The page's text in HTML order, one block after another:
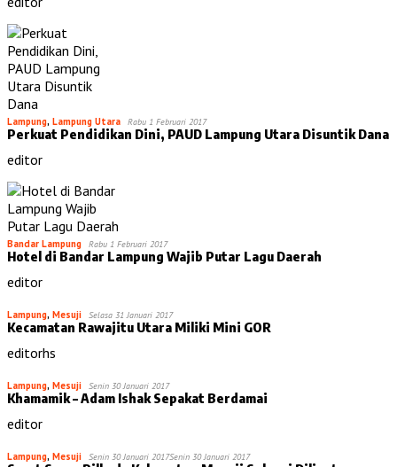
Lampung, Lampung Utara Rabu 1 Februari 2017
Perkuat Pendidikan Dini, PAUD Lampung Utara Disuntik Dana
editor
Bandar Lampung Rabu 1 Februari 2017
Hotel di Bandar Lampung Wajib Putar Lagu Daerah
editor
Lampung, Mesuji Selasa 31 Januari 2017
Kecamatan Rawajitu Utara Miliki Mini GOR
editorhs
Lampung, Mesuji Senin 30 Januari 2017
Khamamik – Adam Ishak Sepakat Berdamai
editor
Lampung, Mesuji Senin 30 Januari 2017Senin 30 Januari 2017